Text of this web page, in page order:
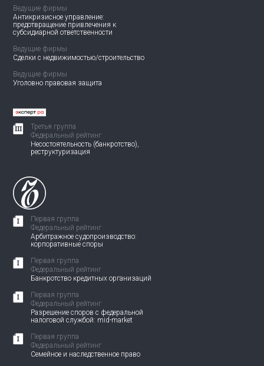
Ведущие фирмы
Антикризисное управление:
предотвращение привлечения к
субсидиарной ответственности
Ведущие фирмы
Сделки с недвижимостью/строительство
Ведущие фирмы
Уголовно правовая защита
Третья группа
Федеральный рейтинг
Несостоятельность (банкротство),
реструктуризация
Первая группа
Федеральный рейтинг
Арбитражное судопроизводство:
корпоративные споры
Первая группа
Федеральный рейтинг
Банкротство кредитных организаций
Первая группа
Федеральный рейтинг
Разрешение споров с федеральной
налоговой службой: mid-market
Первая группа
Федеральный рейтинг
Семейное и наследственное право